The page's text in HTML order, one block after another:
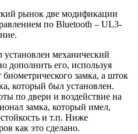
рынок две модификации
по Bluetooth – UL3-
механический
дополнить его, используя
замка, а шток
который был установлен.
по двери и воздействие на
замка, который имел,
и т.п. Ниже
как это сделано.